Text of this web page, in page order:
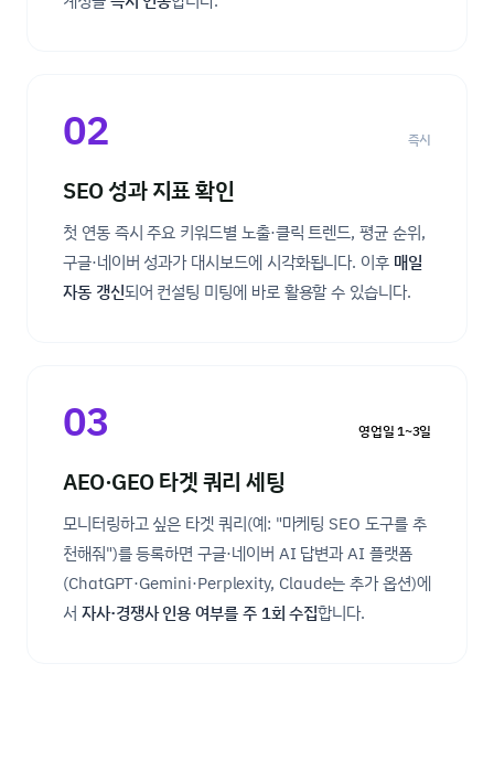
02 즉시
SEO 성과 지표 확인
첫 연동 즉시 주요 키워드별 노출·클릭 트렌드, 평균 순위,
구글·네이버 성과가 대시보드에 시각화됩니다. 이후 매일
자동 갱신되어 컨설팅 미팅에 바로 활용할 수 있습니다.
03 영업일 1~3일
AEO·GEO 타겟 쿼리 세팅
모니터링하고 싶은 타겟 쿼리(예: "마케팅 SEO 도구를 추
천해줘")를 등록하면 구글·네이버 AI 답변과 AI 플랫폼
(ChatGPT·Gemini·Perplexity, Claude는 추가 옵션)에
서 자사·경쟁사 인용 여부를 주 1회 수집합니다.